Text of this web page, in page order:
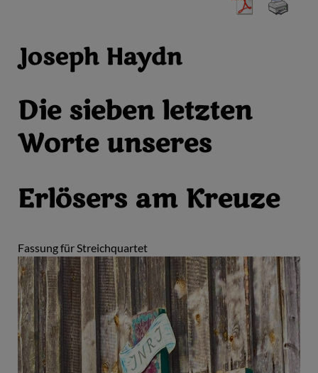
Joseph Haydn
Die sieben letzten
Worte unseres
Erlösers am Kreuze
Fassung für Streichquartet